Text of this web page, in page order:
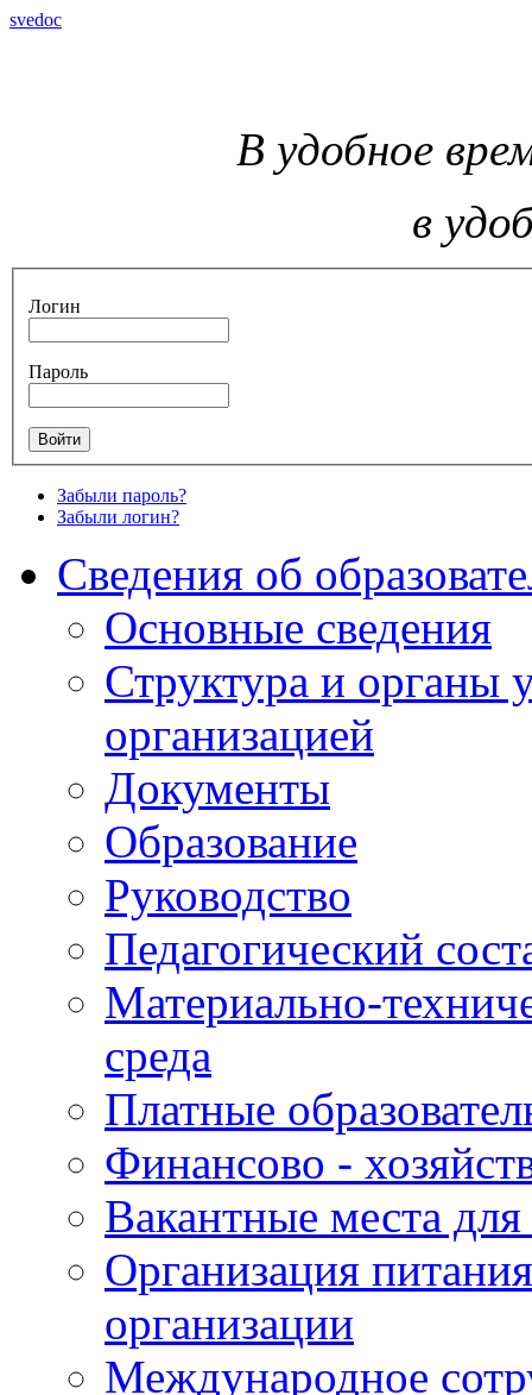
svedoc
В удобное
в
Логин
Пароль
Забыли пароль?
Забыли логин?
Сведения об
Основные сведения
Структура и органы
организацией
Документы
Образование
Руководство
Педагогический
Материально-
среда
Платные
Финансово -
Вакантные места
Организация
организации
Международное